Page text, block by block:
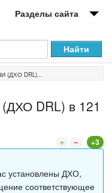
Разделы сайта
(ДХО DRL)...
DRL) в 121
+3
установлены ДХО,
соответствующее